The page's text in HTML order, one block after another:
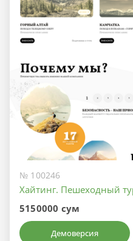
№ 100246
Хайтинг. Пешеходный
5150000 сум
Демоверсия